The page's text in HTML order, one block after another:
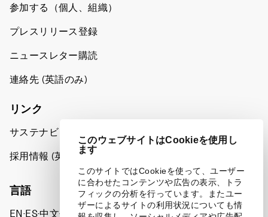
このウェブサイトはCookieを使用し
ます
このサイトではCookieを使って、ユーザー
に合わせたコンテンツや広告の表示、トラ
フィックの分析を行っています。またユー
ザーによるサイトの利用状況についても情
参加する（個人、組織）
プレスリリース登録
ニュースレター購読
連絡先 (英語のみ)
リンク
サステナビリティへの取り組み
採用情報 (英語のみ)
言語
EN ▪ES▪中文▪ 日本語